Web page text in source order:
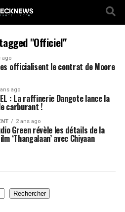
"Officiel"
ago
officialisent le contrat de Moore
ago
: La raffinerie Dangote lance la
carburant !
2 ans ago
Green révèle les détails de la
‘Thangalaan’ avec Chiyaan
Rechercher